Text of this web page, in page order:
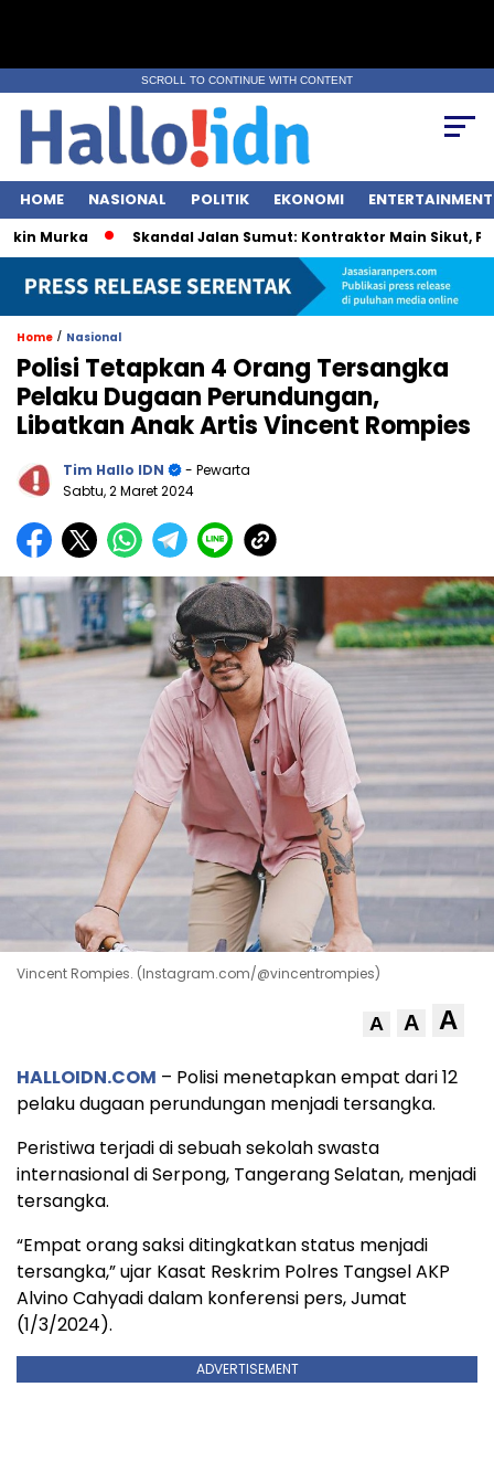
SCROLL TO CONTINUE WITH CONTENT
HOME NASIONAL POLITIK EKONOMI ENTERTAINMENT
Murka Skandal Jalan Sumut: Kontraktor Main Sikut,
Home / Nasional
Polisi Tetapkan 4 Orang Tersangka
Pelaku Dugaan Perundungan,
Libatkan Anak Artis Vincent Rompies
Tim Hallo IDN
- Pewarta
Sabtu, 2 Maret 2024
Vincent Rompies. (Instagram.com/@vincentrompies)
A A A
HALLOIDN.COM – Polisi menetapkan empat dari 12
pelaku dugaan perundungan menjadi tersangka.
Peristiwa terjadi di sebuah sekolah swasta
internasional di Serpong, Tangerang Selatan, menjadi
tersangka.
“Empat orang saksi ditingkatkan status menjadi
tersangka,” ujar Kasat Reskrim Polres Tangsel AKP
Alvino Cahyadi dalam konferensi pers, Jumat
(1/3/2024).
ADVERTISEMENT